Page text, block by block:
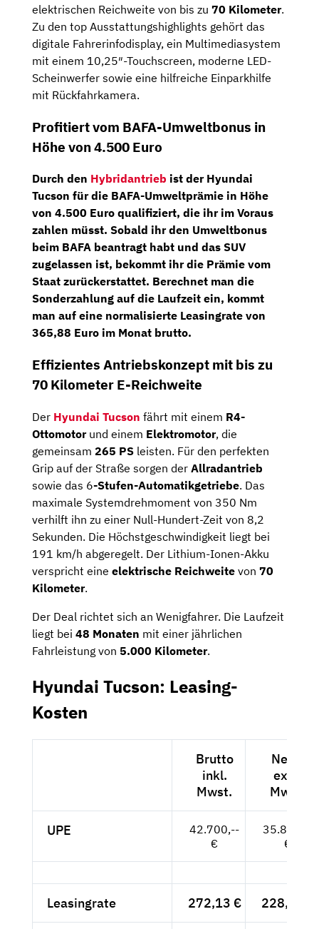
elektrischen Reichweite von bis zu 70 Kilometer.
Zu den top Ausstattungshighlights gehört das
digitale Fahrerinfodisplay, ein Multimediasystem
mit einem 10,25″-Touchscreen, moderne LED-
Scheinwerfer sowie eine hilfreiche Einparkhilfe
mit Rückfahrkamera.
Profitiert vom BAFA-Umweltbonus in
Höhe von 4.500 Euro
Durch den Hybridantrieb ist der Hyundai
Tucson für die BAFA-Umweltprämie in Höhe
von 4.500 Euro qualifiziert, die ihr im Voraus
zahlen müsst. Sobald ihr den Umweltbonus
beim BAFA beantragt habt und das SUV
zugelassen ist, bekommt ihr die Prämie vom
Staat zurückerstattet. Berechnet man die
Sonderzahlung auf die Laufzeit ein, kommt
man auf eine normalisierte Leasingrate von
365,88 Euro im Monat brutto.
Effizientes Antriebskonzept mit bis zu
70 Kilometer E-Reichweite
Der Hyundai Tucson fährt mit einem R4-
Ottomotorund einem Elektromotor, die
gemeinsam 265 PS leisten. Für den perfekten
Grip auf der Straße sorgen der Allradantrieb
sowie das 6-Stufen-Automatikgetriebe. Das
maximale Systemdrehmoment von 350 Nm
verhilft ihn zu einer Null-Hundert-Zeit von 8,2
Sekunden. Die Höchstgeschwindigkeit liegt bei
191 km/h abgeregelt. Der Lithium-Ionen-Akku
verspricht eine elektrische Reichweite von 70
Kilometer.
Der Deal richtet sich an Wenigfahrer. Die Laufzeit
liegt bei 48 Monaten mit einer jährlichen
Fahrleistung von 5.000 Kilometer.
Hyundai Tucson: Leasing-
Kosten
Brutto
inkl.
Mwst.
Netto
exkl.
Mwst.
UPE
42.700,--
€
35.882,--
€
Leasingrate 272,13 € 228,68 €